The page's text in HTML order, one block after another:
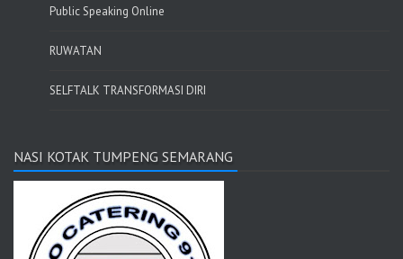
Public Speaking Online
RUWATAN
SELFTALK TRANSFORMASI DIRI
NASI KOTAK TUMPENG SEMARANG